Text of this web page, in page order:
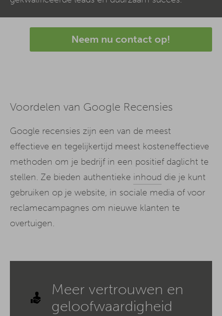
Neem nu contact op!
Voordelen van Google Recensies
Google recensies zijn een van de meest
effectieve en tegelijkertijd meest kosteneffectieve
methoden om je bedrijf in een positief daglicht te
stellen. Ze bieden authentieke inhoud die je kunt
gebruiken op je website, in sociale media of voor
reclamecampagnes om nieuwe klanten te
overtuigen.
Meer vertrouwen en
geloofwaardigheid